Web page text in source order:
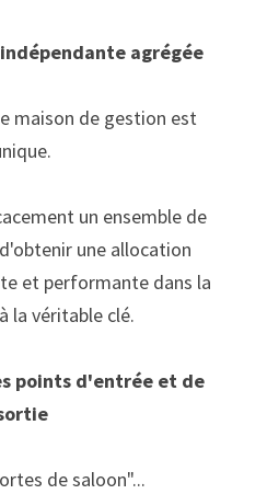
agrégée
maison de gestion est
un ensemble de
une allocation
et performante dans la
la véritable clé.
points d'entrée et de
de saloon"...